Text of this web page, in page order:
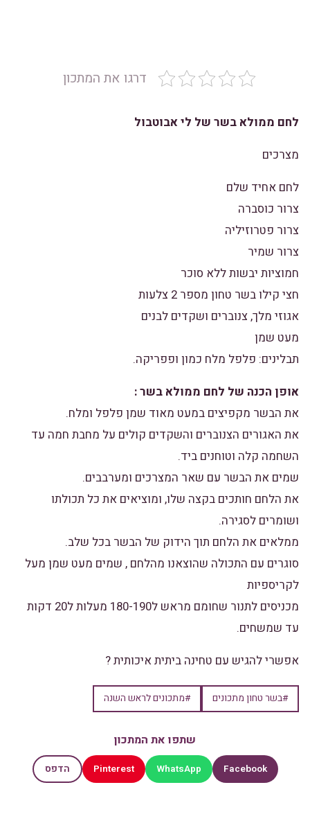
דרגו את המתכון
לחם ממולא בשר של לי אבוטבול
מצרכים
לחם אחיד שלם
צרור כוסברה
צרור פטרוזיליה
צרור שמיר
חמוציות יבשות ללא סוכר
חצי קילו בשר טחון מספר 2 צלעות
אגוזי מלך, צנוברים ושקדים לבנים
מעט שמן
תבלינים: פלפל מלח כמון ופפריקה.
אופן הכנה של לחם ממולא בשר :
את הבשר מקפיצים במעט מאוד שמן פלפל ומלח.
את האגורים הצנוברים והשקדים קולים על מחבת חמה עד
השחמה קלה וטוחנים ביד.
שמים את הבשר עם שאר המצרכים ומערבבים.
את הלחם חותכים בקצה שלו, ומוציאים את כל תכולתו
ושומרים לסגירה.
ממלאים את הלחם תוך הידוק של הבשר בכל שלב.
סוגרים עם התכולה שהוצאנו מהלחם , שמים מעט שמן מעל
לקריספיות
מכניסים לתנור שחומם מראש ל180-190 מעלות ל20 דקות
עד שמשחים.
אפשרי להגיש עם טחינה ביתית איכותית ?
#בשר טחון מתכונים #מתכונים לראש השנה
שתפו את המתכון
Facebook
WhatsApp
Pinterest הדפס